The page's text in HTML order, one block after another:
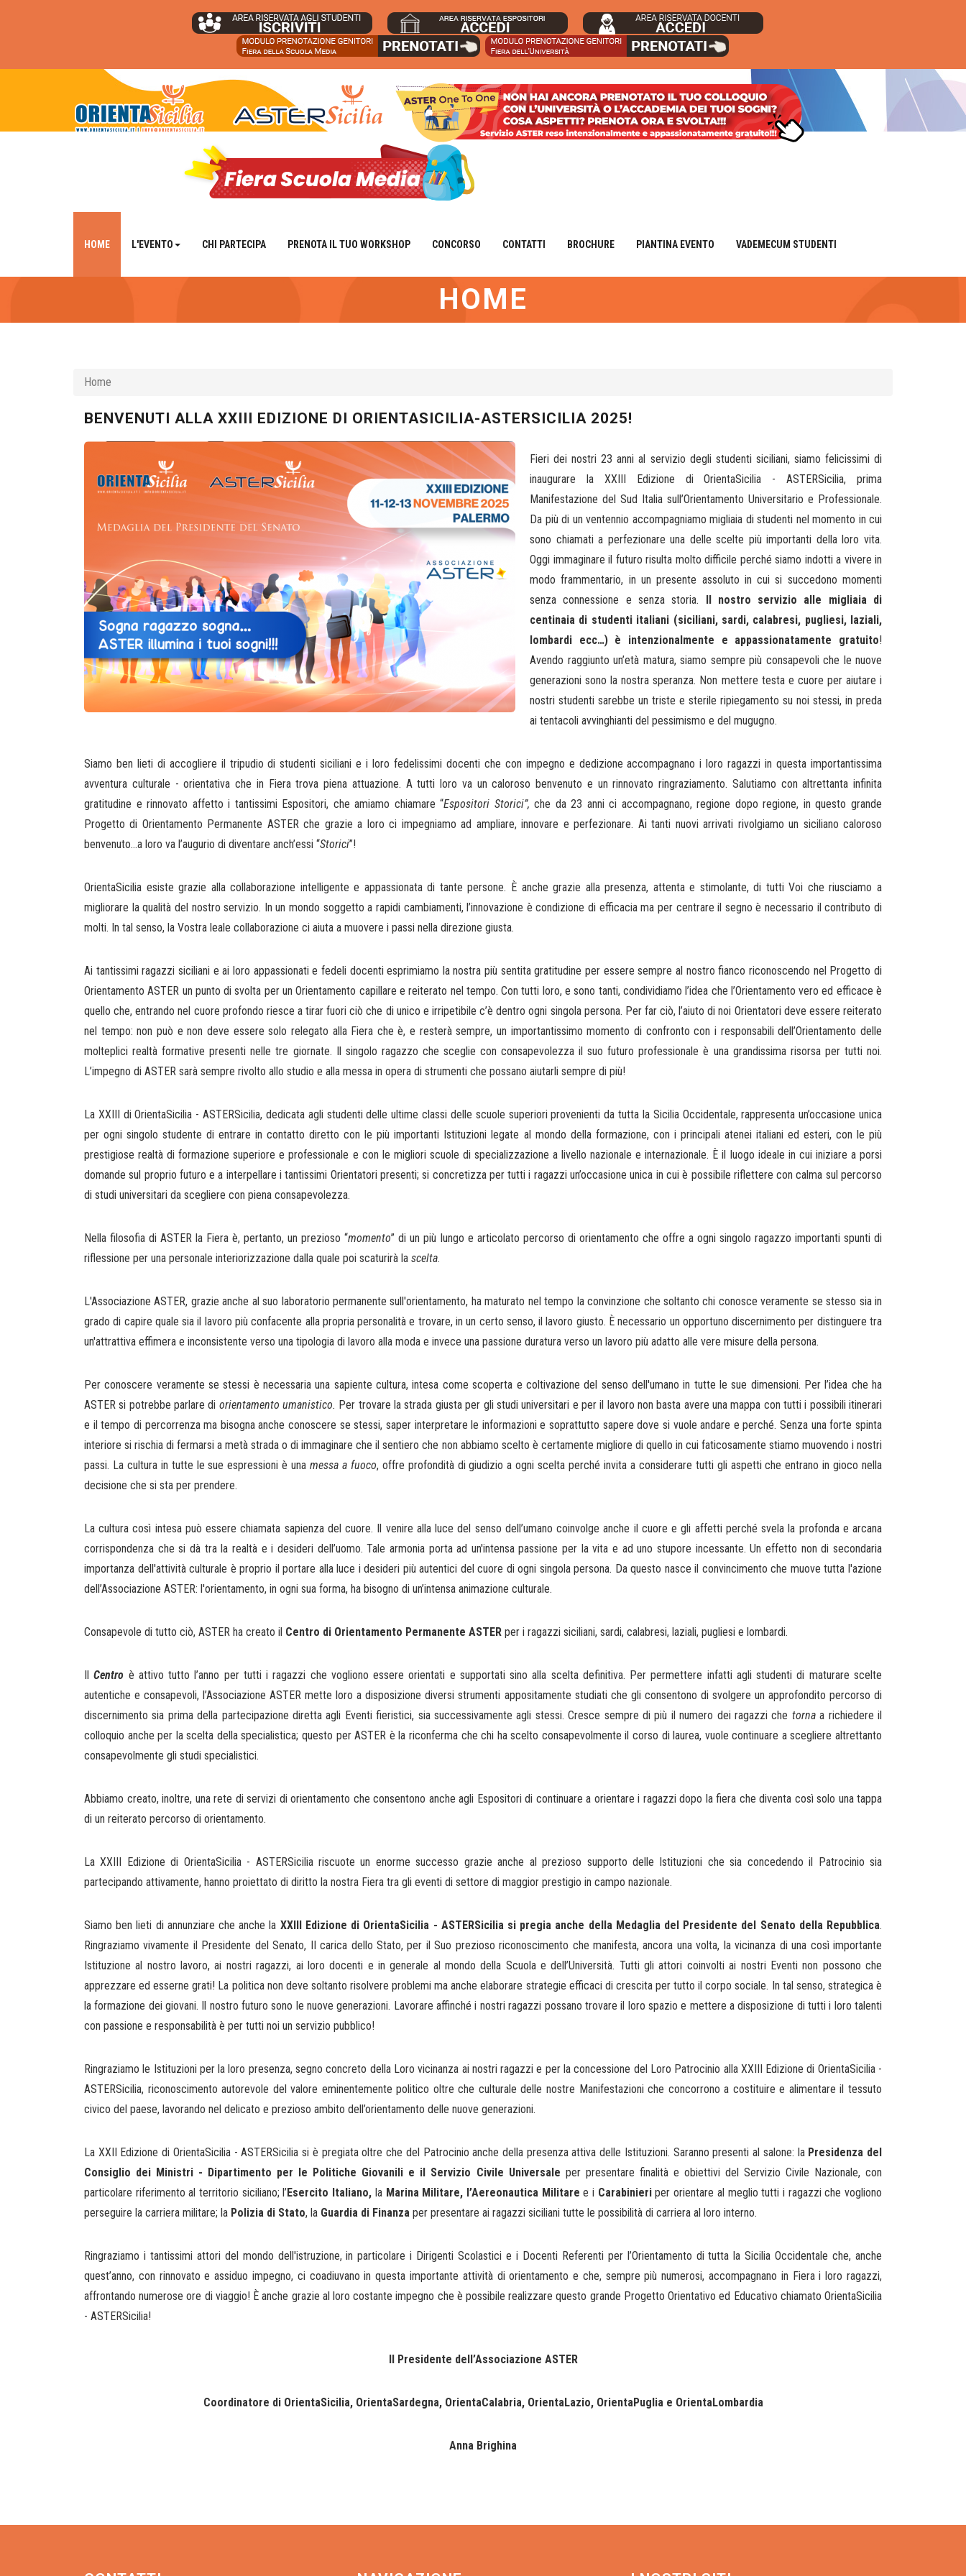
HOME L'EVENTO CHI PARTECIPA PRENOTA IL TUO WORKSHOP CONCORSO CONTATTI BROCHURE PIANTINA EVENTO VADEMECUM STUDENTI
HOME
Home
BENVENUTI ALLA XXIII EDIZIONE DI ORIENTASICILIA-ASTERSICILIA 2025!
Fieri dei nostri 23 anni al servizio degli studenti siciliani, siamo felicissimi di
inaugurare la XXIII Edizione di OrientaSicilia - ASTERSicilia, prima
Manifestazione del Sud Italia sull’Orientamento Universitario e Professionale.
Da più di un ventennio accompagniamo migliaia di studenti nel momento in cui
sono chiamati a perfezionare una delle scelte più importanti della loro vita.
Oggi immaginare il futuro risulta molto difficile perché siamo indotti a vivere in
modo frammentario, in un presente assoluto in cui si succedono momenti
senza connessione e senza storia. Il nostro servizio alle migliaia di
centinaia di studenti italiani (siciliani, sardi, calabresi, pugliesi, laziali,
lombardi ecc…) è intenzionalmente e appassionatamente gratuito!
Avendo raggiunto un’età matura, siamo sempre più consapevoli che le nuove
generazioni sono la nostra speranza. Non mettere testa e cuore per aiutare i
nostri studenti sarebbe un triste e sterile ripiegamento su noi stessi, in preda
ai tentacoli avvinghianti del pessimismo e del mugugno.
Siamo ben lieti di accogliere il tripudio di studenti siciliani e i loro fedelissimi docenti che con impegno e dedizione accompagnano i loro ragazzi in questa importantissima
avventura culturale - orientativa che in Fiera trova piena attuazione. A tutti loro va un caloroso benvenuto e un rinnovato ringraziamento. Salutiamo con altrettanta infinita
gratitudine e rinnovato affetto i tantissimi Espositori, che amiamo chiamare “Espositori Storici”,che da 23 anni ci accompagnano, regione dopo regione, in questo grande
Progetto di Orientamento Permanente ASTER che grazie a loro ci impegniamo ad ampliare, innovare e perfezionare. Ai tanti nuovi arrivati rivolgiamo un siciliano caloroso
benvenuto…a loro va l’augurio di diventare anch’essi “Storici”!
OrientaSicilia esiste grazie alla collaborazione intelligente e appassionata di tante persone. È anche grazie alla presenza, attenta e stimolante, di tutti Voi che riusciamo a
migliorare la qualità del nostro servizio. In un mondo soggetto a rapidi cambiamenti, l’innovazione è condizione di efficacia ma per centrare il segno è necessario il contributo di
molti. In tal senso, la Vostra leale collaborazione ci aiuta a muovere i passi nella direzione giusta.
Ai tantissimi ragazzi siciliani e ai loro appassionati e fedeli docenti esprimiamo la nostra più sentita gratitudine per essere sempre al nostro fianco riconoscendo nel Progetto di
Orientamento ASTER un punto di svolta per un Orientamento capillare e reiterato nel tempo. Con tutti loro, e sono tanti, condividiamo l’idea che l’Orientamento vero ed efficace è
quello che, entrando nel cuore profondo riesce a tirar fuori ciò che di unico e irripetibile c’è dentro ogni singola persona. Per far ciò, l’aiuto di noi Orientatori deve essere reiterato
nel tempo: non può e non deve essere solo relegato alla Fiera che è, e resterà sempre, un importantissimo momento di confronto con i responsabili dell’Orientamento delle
molteplici realtà formative presenti nelle tre giornate. Il singolo ragazzo che sceglie con consapevolezza il suo futuro professionale è una grandissima risorsa per tutti noi.
L’impegno di ASTER sarà sempre rivolto allo studio e alla messa in opera di strumenti che possano aiutarli sempre di più!
La XXIII di OrientaSicilia - ASTERSicilia, dedicata agli studenti delle ultime classi delle scuole superiori provenienti da tutta la Sicilia Occidentale, rappresenta un’occasione unica
per ogni singolo studente di entrare in contatto diretto con le più importanti Istituzioni legate al mondo della formazione, con i principali atenei italiani ed esteri, con le più
prestigiose realtà di formazione superiore e professionale e con le migliori scuole di specializzazione a livello nazionale e internazionale. È il luogo ideale in cui iniziare a porsi
domande sul proprio futuro e a interpellare i tantissimi Orientatori presenti; si concretizza per tutti i ragazzi un’occasione unica in cui è possibile riflettere con calma sul percorso
di studi universitari da scegliere con piena consapevolezza.
Nella filosofia di ASTER la Fiera è, pertanto, un prezioso “momento” di un più lungo e articolato percorso di orientamento che offre a ogni singolo ragazzo importanti spunti di
riflessione per una personale interiorizzazione dalla quale poi scaturirà la scelta.
L'Associazione ASTER, grazie anche al suo laboratorio permanente sull'orientamento, ha maturato nel tempo la convinzione che soltanto chi conosce veramente se stesso sia in
grado di capire quale sia il lavoro più confacente alla propria personalità e trovare, in un certo senso, il lavoro giusto. È necessario un opportuno discernimento per distinguere tra
un'attrattiva effimera e inconsistente verso una tipologia di lavoro alla moda e invece una passione duratura verso un lavoro più adatto alle vere misure della persona.
Per conoscere veramente se stessi è necessaria una sapiente cultura, intesa come scoperta e coltivazione del senso dell'umano in tutte le sue dimensioni. Per l’idea che ha
ASTER si potrebbe parlare di orientamento umanistico. Per trovare la strada giusta per gli studi universitari e per il lavoro non basta avere una mappa con tutti i possibili itinerari
e il tempo di percorrenza ma bisogna anche conoscere se stessi, saper interpretare le informazioni e soprattutto sapere dove si vuole andare e perché. Senza una forte spinta
interiore si rischia di fermarsi a metà strada o di immaginare che il sentiero che non abbiamo scelto è certamente migliore di quello in cui faticosamente stiamo muovendo i nostri
passi. La cultura in tutte le sue espressioni è unamessa a fuoco, offre profondità di giudizio a ogni scelta perché invita a considerare tutti gli aspetti che entrano in gioco nella
decisione che si sta per prendere.
La cultura così intesa può essere chiamata sapienza del cuore. Il venire alla luce del senso dell’umano coinvolge anche il cuore e gli affetti perché svela la profonda e arcana
corrispondenza che si dà tra la realtà e i desideri dell’uomo. Tale armonia porta ad un'intensa passione per la vita e ad uno stupore incessante. Un effetto non di secondaria
importanza dell'attività culturale è proprio il portare alla luce i desideri più autentici del cuore di ogni singola persona. Da questo nasce il convincimento che muove tutta l'azione
dell’Associazione ASTER: l'orientamento, in ogni sua forma, ha bisogno di un’intensa animazione culturale.
Consapevole di tutto ciò, ASTER ha creato il Centro di Orientamento Permanente ASTER per i ragazzi siciliani, sardi, calabresi, laziali, pugliesi e lombardi.
IlCentro è attivo tutto l’anno per tutti i ragazzi che vogliono essere orientati e supportati sino alla scelta definitiva. Per permettere infatti agli studenti di maturare scelte
autentiche e consapevoli, l’Associazione ASTER mette loro a disposizione diversi strumenti appositamente studiati che gli consentono di svolgere un approfondito percorso di
discernimento sia prima della partecipazione diretta agli Eventi fieristici, sia successivamente agli stessi. Cresce sempre di più il numero dei ragazzi che tornaa richiedere il
colloquio anche per la scelta della specialistica; questo per ASTER è la riconferma che chi ha scelto consapevolmente il corso di laurea, vuole continuare a scegliere altrettanto
consapevolmente gli studi specialistici.
Abbiamo creato, inoltre, una rete di servizi di orientamento che consentono anche agli Espositori di continuare a orientare i ragazzi dopo la fiera che diventa così solo una tappa
di un reiterato percorso di orientamento.
La XXIII Edizione di OrientaSicilia - ASTERSicilia riscuote un enorme successo grazie anche al prezioso supporto delle Istituzioni che sia concedendo il Patrocinio sia
partecipando attivamente, hanno proiettato di diritto la nostra Fiera tra gli eventi di settore di maggior prestigio in campo nazionale.
Siamo ben lieti di annunziare che anche la XXIII Edizione di OrientaSicilia - ASTERSicilia si pregia anche della Medaglia del Presidente del Senato della Repubblica.
Ringraziamo vivamente il Presidente del Senato, II carica dello Stato, per il Suo prezioso riconoscimento che manifesta, ancora una volta, la vicinanza di una così importante
Istituzione al nostro lavoro, ai nostri ragazzi, ai loro docenti e in generale al mondo della Scuola e dell’Università. Tutti gli attori coinvolti ai nostri Eventi non possono che
apprezzare ed esserne grati! La politica non deve soltanto risolvere problemi ma anche elaborare strategie efficaci di crescita per tutto il corpo sociale. In tal senso, strategica è
la formazione dei giovani. Il nostro futuro sono le nuove generazioni. Lavorare affinché i nostri ragazzi possano trovare il loro spazio e mettere a disposizione di tutti i loro talenti
con passione e responsabilità è per tutti noi un servizio pubblico!
Ringraziamo le Istituzioni per la loro presenza, segno concreto della Loro vicinanza ai nostri ragazzi e per la concessione del Loro Patrocinio alla XXIII Edizione di OrientaSicilia -
ASTERSicilia, riconoscimento autorevole del valore eminentemente politico oltre che culturale delle nostre Manifestazioni che concorrono a costituire e alimentare il tessuto
civico del paese, lavorando nel delicato e prezioso ambito dell’orientamento delle nuove generazioni.
La XXII Edizione di OrientaSicilia - ASTERSicilia si è pregiata oltre che del Patrocinio anche della presenza attiva delle Istituzioni. Saranno presenti al salone: la Presidenza del
Consiglio dei Ministri - Dipartimento per le Politiche Giovanili e il Servizio Civile Universale per presentare finalità e obiettivi del Servizio Civile Nazionale, con
particolare riferimento al territorio siciliano; l’Esercito Italiano, laMarina Militare, l’Aereonautica Militaree i Carabinieriper orientare al meglio tutti i ragazzi che vogliono
perseguire la carriera militare; la Polizia di Stato, la Guardia di Finanza per presentare ai ragazzi siciliani tutte le possibilità di carriera al loro interno.
Ringraziamo i tantissimi attori del mondo dell'istruzione, in particolare i Dirigenti Scolastici e i Docenti Referenti per l’Orientamento di tutta la Sicilia Occidentale che, anche
quest’anno, con rinnovato e assiduo impegno, ci coadiuvano in questa importante attività di orientamento e che, sempre più numerosi, accompagnano in Fiera i loro ragazzi,
affrontando numerose ore di viaggio! È anche grazie al loro costante impegno che è possibile realizzare questo grande Progetto Orientativo ed Educativo chiamato OrientaSicilia
- ASTERSicilia!
Il Presidente dell’Associazione ASTER
Coordinatore di OrientaSicilia, OrientaSardegna, OrientaCalabria, OrientaLazio, OrientaPuglia e OrientaLombardia
Anna Brighina